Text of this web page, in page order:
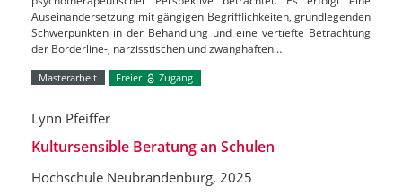
Auseinandersetzung mit gängigen Begrifflichkeiten, grundlegenden
Schwerpunkten in der Behandlung und eine vertiefte Betrachtung
der Borderline-, narzisstischen und zwanghaften…
Masterarbeit Freier Zugang
Lynn Pfeiffer
Kultursensible Beratung an Schulen
Hochschule Neubrandenburg, 2025